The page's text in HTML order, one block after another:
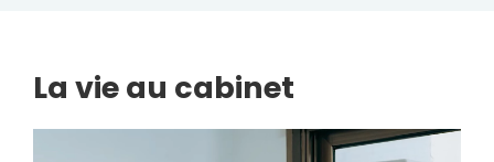
La vie au cabinet